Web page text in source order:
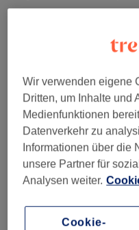
Kinder - Haarschnitte &
Unsere Arbeit
Bild anklicken für weitere
Wir verwenden eigene
Dritten, um Inhalte und
Medienfunktionen
Datenverkehr zu
Informationen über die
unsere Partner für
Analysen weiter.
Cookie-